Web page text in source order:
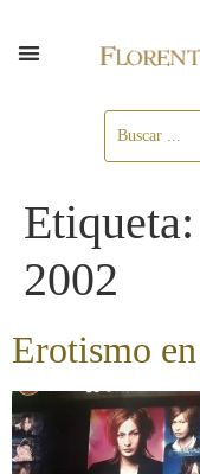
Etiqueta:
2002
Erotismo